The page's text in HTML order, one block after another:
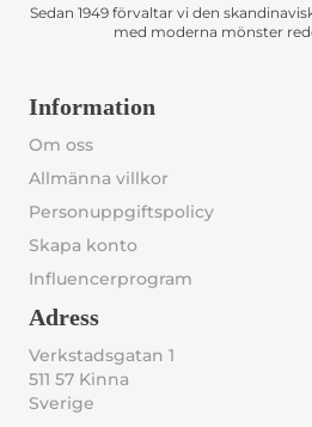
Sedan 1949 förvaltar vi den
med moderna mönster
Information
Om oss
Allmänna villkor
Personuppgiftspolicy
Skapa konto
Influencerprogram
Adress
Verkstadsgatan 1
511 57 Kinna
Sverige